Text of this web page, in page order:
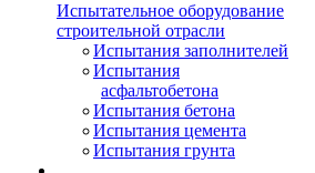
Испытательное оборудование
строительной отрасли
Испытания заполнителей
Испытания
асфальтобетона
Испытания бетона
Испытания цемента
Испытания грунта